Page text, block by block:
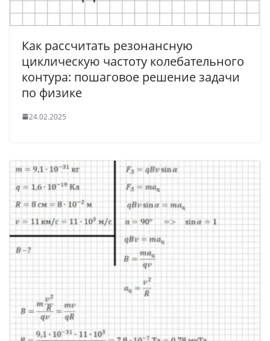
Как рассчитать резонансную
циклическую частоту колебательного
контура: пошаговое решение задачи
по физике
24.02.2025